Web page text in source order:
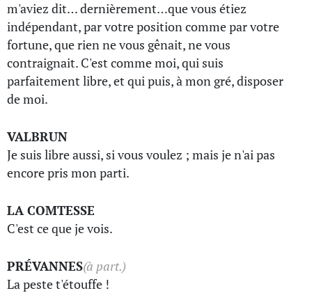
m'aviez dit… dernièrement…que vous étiez
indépendant, par votre position comme par votre
fortune, que rien ne vous gênait, ne vous
contraignait. C'est comme moi, qui suis
parfaitement libre, et qui puis, à mon gré, disposer
de moi.
VALBRUN
Je suis libre aussi, si vous voulez ; mais je n'ai pas
encore pris mon parti.
LA COMTESSE
C'est ce que je vois.
PRÉVANNES(à part.)
La peste t'étouffe !